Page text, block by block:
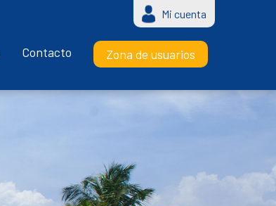
Mi cuenta
Contacto Zona de usuarios